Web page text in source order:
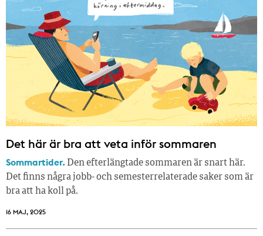
Det här är bra att veta inför sommaren
Sommartider. Den efterlängtade sommaren är snart här.
Det finns några jobb- och semesterrelaterade saker som är
bra att ha koll på.
16 MAJ, 2025